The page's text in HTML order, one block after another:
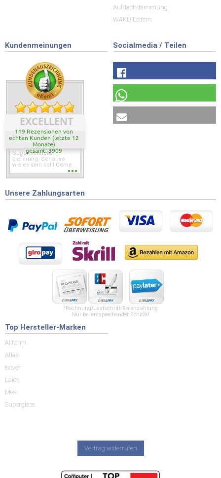
Aufdachdämmung
WAKÜ Leitern
Kundenmeinungen
EXCELLENT
119 Rezensionen von
echten Kunden (letzte 12
Monate)
gesamt: 3909
Super schnelle
Lieferung. Genauso
wie es sein soll! Gerne
wieder wenn ich was
Socialmedia / Teilen
Unsere Zahlungsarten
*Rechnung/Lastschrift/Ratenzahlung
Nur bei entsprechender Bonität!
Top Hersteller-Marken
Allform
Atlas
Isover
Laier
Mea
Superglass
Vertrag widerrufen